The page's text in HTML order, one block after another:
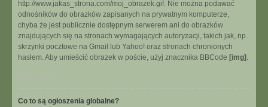
http://www.jakas_strona.com/moj_obrazek.gif. Nie można podawać
odnośników do obrazków zapisanych na prywatnym komputerze,
chyba że jest publicznie dostępnym serwerem ani do obrazków
znajdujących się na stronach wymagających autoryzacji, takich jak, np.
skrzynki pocztowe na Gmail lub Yahoo! oraz stronach chronionych
hasłem. Aby umieścić obrazek w poście, użyj znacznika BBCode [img] .
Co to są ogłoszenia globalne?